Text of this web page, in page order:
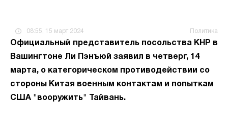
08:55, 15 март 2024 Политика
Официальный представитель посольства КНР в
Вашингтоне Ли Пэнъюй заявил в четверг, 14
марта, о категорическом противодействии со
стороны Китая военным контактам и попыткам
США "вооружить" Тайвань.